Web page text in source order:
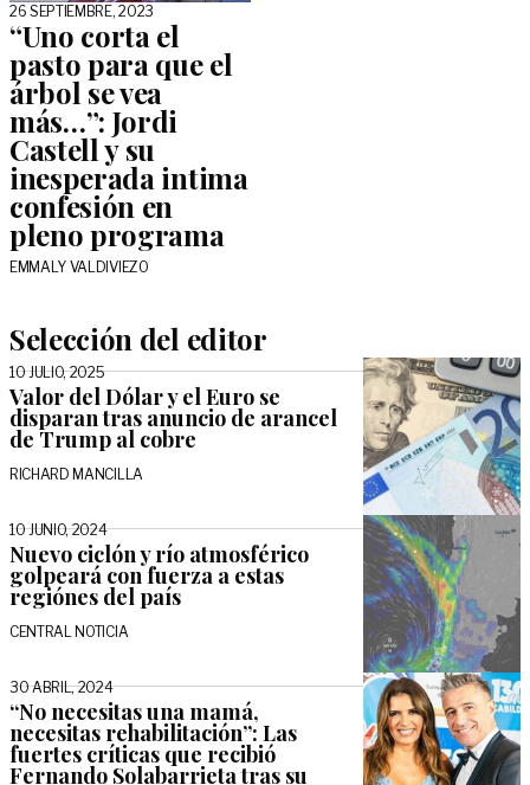
26 SEPTIEMBRE, 2023
“Uno corta el
pasto para que el
árbol se vea
más…”: Jordi
Castell y su
inesperada intima
confesión en
pleno programa
EMMALY VALDIVIEZO
Selección del editor
10 JULIO, 2025
Valor del Dólar y el Euro se
disparan tras anuncio de arancel
de Trump al cobre
RICHARD MANCILLA
10 JUNIO, 2024
Nuevo ciclón y río atmosférico
golpeará con fuerza a estas
regiónes del país
CENTRAL NOTICIA
30 ABRIL, 2024
“No necesitas una mamá,
necesitas rehabilitación”: Las
fuertes críticas que recibió
Fernando Solabarrieta tras su